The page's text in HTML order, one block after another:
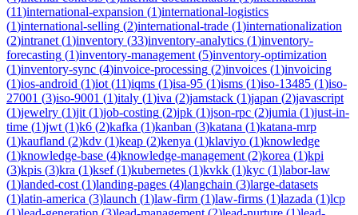
(11)international-expansion (1)international-logistics
(1)international-selling (2)international-trade (1)internationalization
(2)intranet (1)inventory (33)inventory-analytics (1)inventory-
forecasting (1)inventory-management (5)inventory-optimization
(1)inventory-sync (4)invoice-processing (2)invoices (1)invoicing
(1)ios-android (1)iot (11)iqms (1)isa-95 (1)isms (1)iso-13485 (1)iso-
27001 (3)iso-9001 (1)italy (1)iva (2)jamstack (1)japan (2)javascript
(1)jewelry (1)jit (1)job-costing (2)jpk (1)json-rpc (2)jumia (1)just-in-
time (1)jwt (1)k6 (2)kafka (1)kanban (3)katana (1)katana-mrp
(1)kaufland (2)kdv (1)keap (2)kenya (1)klaviyo (1)knowledge
(1)knowledge-base (4)knowledge-management (2)korea (1)kpi
(3)kpis (3)kra (1)ksef(1)kubernetes (1)kvkk (1)kyc (1)labor-law
(1)landed-cost (1)landing-pages (4)langchain (3)large-datasets
(1)latin-america (3)launch (1)law-firm (1)law-firms (1)lazada (1)lcp